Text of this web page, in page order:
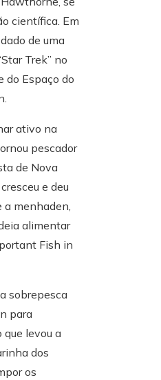
científica. Em
de uma
Trek” no
do Espaço do
ativo na
pescador
de Nova
e deu
a menhaden,
alimentar
Fish in
sobrepesca
para
que levou a
dos
os